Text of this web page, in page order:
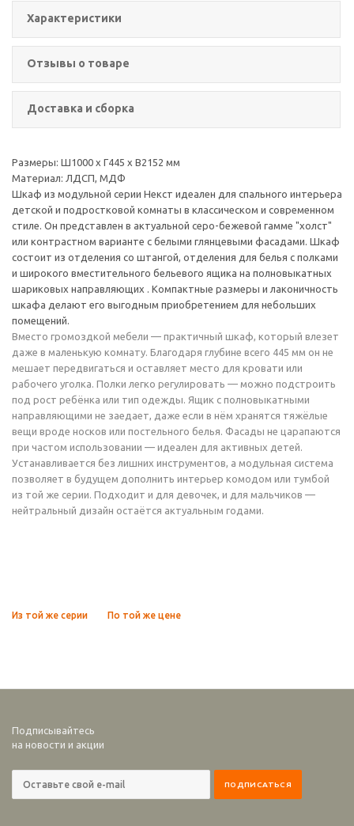
Характеристики
Отзывы о товаре
Доставка и сборка
Размеры: Ш1000 х Г445 х В2152 мм
Материал: ЛДСП, МДФ
Шкаф из модульной серии Некст идеален для спального интерьера
детской и подростковой комнаты в классическом и современном
стиле. Он представлен в актуальной серо-бежевой гамме "холст"
или контрастном варианте с белыми глянцевыми фасадами. Шкаф
состоит из отделения со штангой, отделения для белья с полками
и широкого вместительного бельевого ящика на полновыкатных
шариковых направляющих . Компактные размеры и лаконичность
шкафа делают его выгодным приобретением для небольших
помещений.
Вместо громоздкой мебели — практичный шкаф, который влезет
даже в маленькую комнату. Благодаря глубине всего 445 мм он не
мешает передвигаться и оставляет место для кровати или
рабочего уголка. Полки легко регулировать — можно подстроить
под рост ребёнка или тип одежды. Ящик с полновыкатными
направляющими не заедает, даже если в нём хранятся тяжёлые
вещи вроде носков или постельного белья. Фасады не царапаются
при частом использовании — идеален для активных детей.
Устанавливается без лишних инструментов, а модульная система
позволяет в будущем дополнить интерьер комодом или тумбой
из той же серии. Подходит и для девочек, и для мальчиков —
нейтральный дизайн остаётся актуальным годами.
Из той же серии По той же цене
Подписывайтесь
на новости и акции